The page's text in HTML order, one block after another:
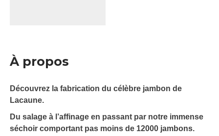
À propos
Découvrez la fabrication du célèbre jambon de
Lacaune.
Du salage à l’affinage en passant par notre immense
séchoir comportant pas moins de 12000 jambons.